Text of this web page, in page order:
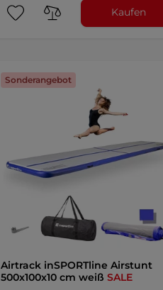
Kaufen
Sonderangebot
Airtrack inSPORTline Airstunt
500x100x10 cm weiß SALE